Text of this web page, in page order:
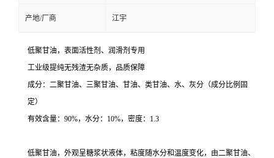
产地/厂商 江宇
低聚甘油，表面活性剂、润滑剂专用
工业级提纯无残渣无杂质，品质保障
成分：二聚甘油、三聚甘油、甘油、类甘油、水、灰分（成分比例固
定）
有效含量：90%，水分：10%，密度：1.3
低聚甘油，外观呈糖浆状液体，粘度随水分和温度变化，由二聚甘油、